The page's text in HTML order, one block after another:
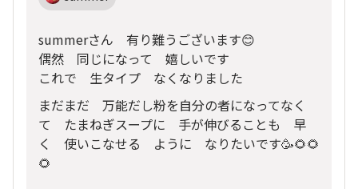
summerさん 有り難うございます😊
偶然 同じになって 嬉しいです
これで 生タイプ なくなりました
まだまだ 万能だし粉を自分の者になってなく
て たまねぎスープに 手が伸びることも 早
く 使いこなせる ように なりたいです🥳🌻🌻
🌻